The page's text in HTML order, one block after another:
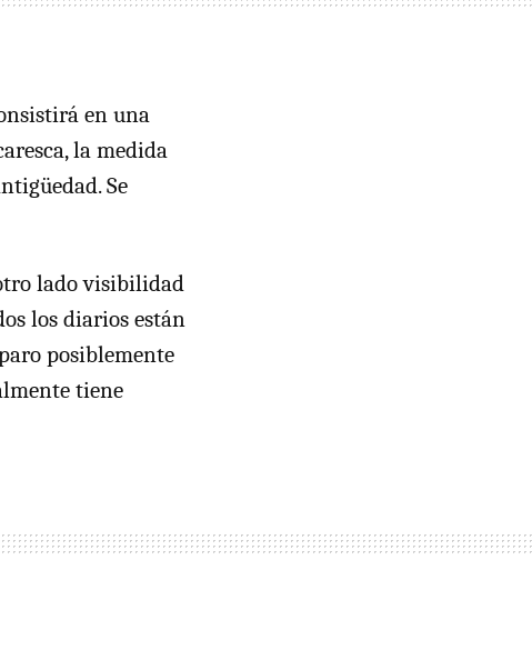
en una
la medida
Se
lado visibilidad
los diarios están
posiblemente
tiene